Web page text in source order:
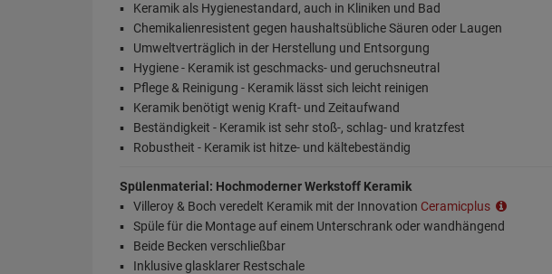
Keramik als Hygienestandard, auch in Kliniken und Bad
Chemikalienresistent gegen haushaltsübliche Säuren oder Laugen
Umweltverträglich in der Herstellung und Entsorgung
Hygiene - Keramik ist geschmacks- und geruchsneutral
Pflege & Reinigung - Keramik lässt sich leicht reinigen
Keramik benötigt wenig Kraft- und Zeitaufwand
Beständigkeit - Keramik ist sehr stoß-, schlag- und kratzfest
Robustheit - Keramik ist hitze- und kältebeständig
Spülenmaterial: Hochmoderner Werkstoff Keramik
Villeroy & Boch veredelt Keramik mit der Innovation Ceramicplus
Spüle für die Montage auf einem Unterschrank oder wandhängend
Beide Becken verschließbar
Inklusive glasklarer Restschale